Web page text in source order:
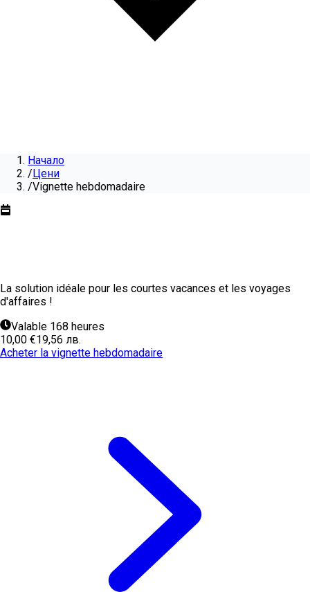
Начало
/Цени
/Vignette hebdomadaire
La solution idéale pour les courtes vacances et les voyages
d'affaires !
Valable 168 heures
10,00 €19,56 лв.
Acheter la vignette hebdomadaire